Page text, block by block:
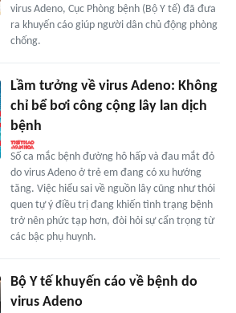
virus Adeno, Cục Phòng bệnh (Bộ Y tế) đã đưa
ra khuyến cáo giúp người dân chủ động phòng
chống.
Lầm tưởng về virus Adeno: Không
chỉ bể bơi công cộng lây lan dịch
bệnh
Số ca mắc bệnh đường hô hấp và đau mắt đỏ
do virus Adeno ở trẻ em đang có xu hướng
tăng. Việc hiểu sai về nguồn lây cũng như thói
quen tự ý điều trị đang khiến tình trạng bệnh
trở nên phức tạp hơn, đòi hỏi sự cẩn trọng từ
các bậc phụ huynh.
Bộ Y tế khuyến cáo về bệnh do
virus Adeno